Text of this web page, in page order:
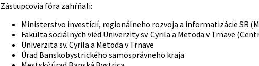
Zástupcovia fóra zahŕňali:
Ministerstvo investícií, regionálneho rozvoja a informatizácie SR
Fakulta sociálnych vied Univerzity sv. Cyrila a Metoda v Trnave
Univerzita sv. Cyrila a Metoda v Trnave
Úrad Banskobystrického samosprávneho kraja